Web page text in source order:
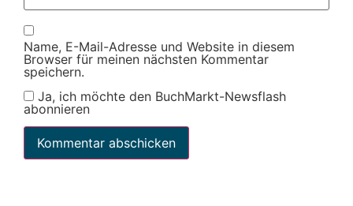
Name, E-Mail-Adresse und Website in diesem
Browser für meinen nächsten Kommentar
speichern.
Ja, ich möchte den BuchMarkt-Newsflash
abonnieren